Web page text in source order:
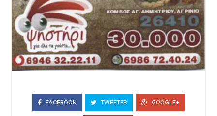
FACEBOOK TWEETER GOOGLE+